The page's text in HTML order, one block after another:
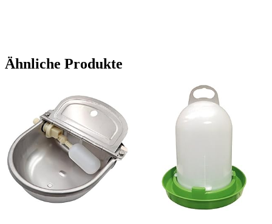
Ähnliche Produkte